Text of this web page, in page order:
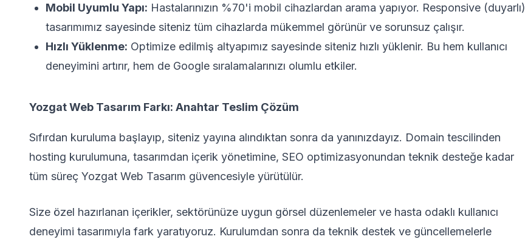
Mobil Uyumlu Yapı: Hastalarınızın %70'i mobil cihazlardan arama yapıyor. Responsive (duyarlı)
tasarımımız sayesinde siteniz tüm cihazlarda mükemmel görünür ve sorunsuz çalışır.
Hızlı Yüklenme: Optimize edilmiş altyapımız sayesinde siteniz hızlı yüklenir. Bu hem kullanıcı
deneyimini artırır, hem de Google sıralamalarınızı olumlu etkiler.
Yozgat Web Tasarım Farkı: Anahtar Teslim Çözüm
Sıfırdan kuruluma başlayıp, siteniz yayına alındıktan sonra da yanınızdayız. Domain tescilinden
hosting kurulumuna, tasarımdan içerik yönetimine, SEO optimizasyonundan teknik desteğe kadar
tüm süreç Yozgat Web Tasarım güvencesiyle yürütülür.
Size özel hazırlanan içerikler, sektörünüze uygun görsel düzenlemeler ve hasta odaklı kullanıcı
deneyimi tasarımıyla fark yaratıyoruz. Kurulumdan sonra da teknik destek ve güncellemelerle